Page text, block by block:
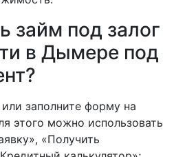
займ под залог
в Дымере под
заполните форму на
этого можно использовать
«Получить